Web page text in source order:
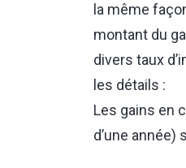
la même
montant du
divers taux
les détails :
Les gains en
d’une année)